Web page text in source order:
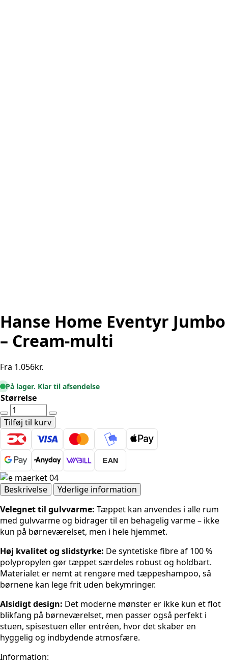
Hanse Home Eventyr Jumbo
– Cream-multi
Fra 1.056kr.
På lager. Klar til afsendelse
Størrelse
Hanse
Home
Eventyr
Jumbo
-
Cream-
multi
antal
Tilføj til kurv
EAN
Beskrivelse
Yderlige information
Velegnet til gulvvarme: Tæppet kan anvendes i alle rum
med gulvvarme og bidrager til en behagelig varme – ikke
kun på børneværelset, men i hele hjemmet.
Høj kvalitet og slidstyrke: De syntetiske fibre af 100 %
polypropylen gør tæppet særdeles robust og holdbart.
Materialet er nemt at rengøre med tæppeshampoo, så
børnene kan lege frit uden bekymringer.
Alsidigt design: Det moderne mønster er ikke kun et flot
blikfang på børneværelset, men passer også perfekt i
stuen, spisestuen eller entréen, hvor det skaber en
hyggelig og indbydende atmosfære.
Information: